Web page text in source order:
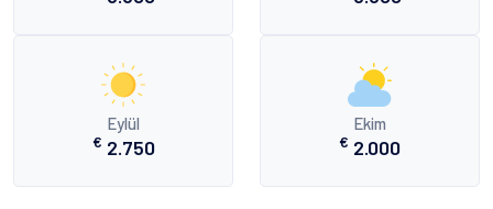
Eylül
€ 2.750
Ekim
€ 2.000